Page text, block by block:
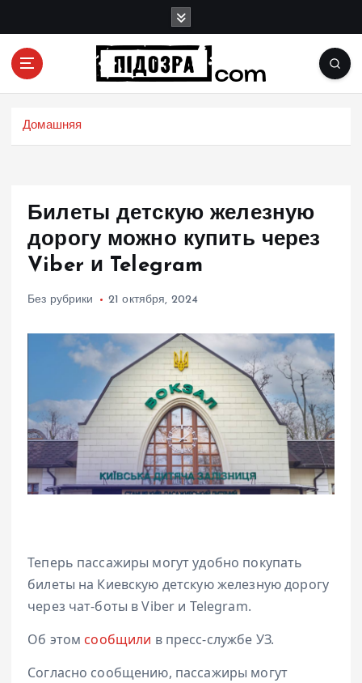
Подозрения и факты преступных действий в
Домашняя
Билеты детскую железную
дорогу можно купить через
Viber и Telegram
Без рубрики 21 октября, 2024
Теперь пассажиры могут удобно покупать
билеты на Киевскую детскую железную дорогу
через чат-боты в Viber и Telegram.
Об этом сообщили в пресс-службе УЗ.
Согласно сообщению, пассажиры могут